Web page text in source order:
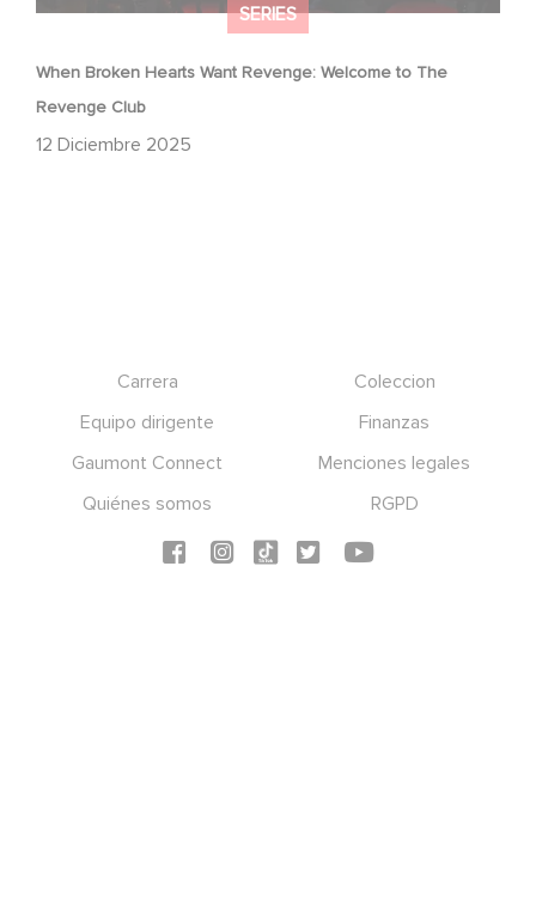
SERIES
When Broken Hearts Want Revenge: Welcome to The
Revenge Club
12 Diciembre 2025
Carrera
Coleccion
Equipo dirigente
Finanzas
Gaumont Connect
Menciones legales
Quiénes somos
RGPD
Social icons